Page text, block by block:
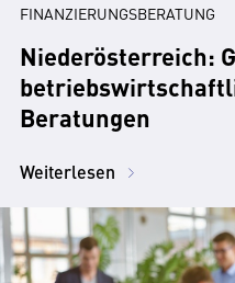
FINANZIERUNGSBERATUNG
Niederösterreich:
Beratungen
Weiterlesen